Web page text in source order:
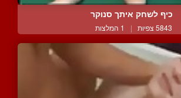
כיף לשחק איתך סנוקר
5843 צפיות | 1 המלצות